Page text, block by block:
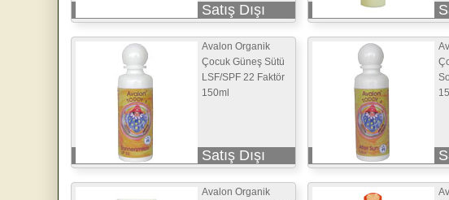
Satış Dışı
Avalon Organik
Çocuk Güneş Sütü
LSF/SPF 22 Faktör
150ml
Satış Dışı
Avalon Organik